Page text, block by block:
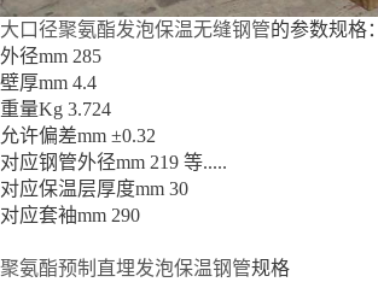
大口径聚氨酯发泡保温无缝钢管的参数规格：
外径mm 285
壁厚mm 4.4
重量Kg 3.724
允许偏差mm ±0.32
对应钢管外径mm 219 等.....
对应保温层厚度mm 30
对应套袖mm 290
聚氨酯预制直埋发泡保温钢管规格